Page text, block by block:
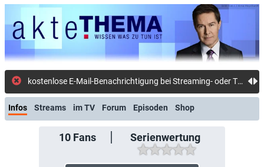
kostenlose E-Mail-Benachrichtigung bei Streaming- oder TV-Start
Infos Streams im TV Forum Episoden Shop
10Fans Serienwertung